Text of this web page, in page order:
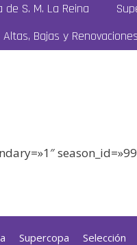
de S. M. La Reina
Altas, Bajas y Renovaciones
Supercopa Selección